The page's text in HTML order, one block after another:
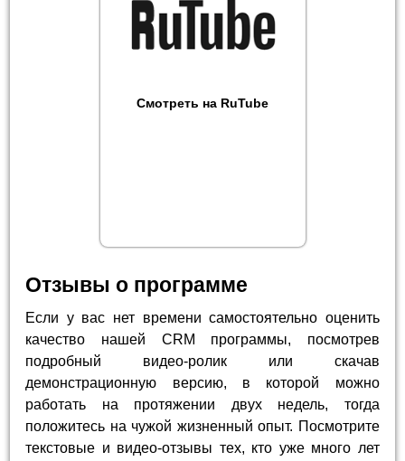
Смотреть на RuTube
Отзывы о программе
Если у вас нет времени самостоятельно оценить
качество нашей CRM программы, посмотрев
подробный видео-ролик или скачав
демонстрационную версию, в которой можно
работать на протяжении двух недель, тогда
положитесь на чужой жизненный опыт. Посмотрите
текстовые и видео-отзывы тех, кто уже много лет